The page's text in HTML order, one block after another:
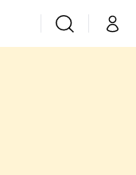
VyhledáváníMůj